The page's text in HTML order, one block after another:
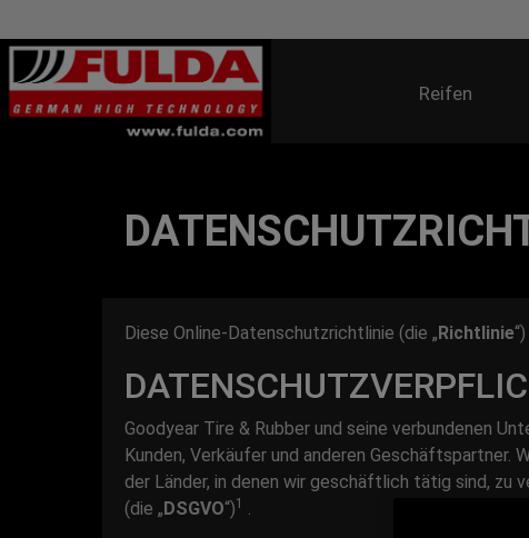
Reifen
Diese Online-Datenschutzrichtlinie (die „Richtlinie
Goodyear Tire & Rubber und seine verbundenen
Kunden, Verkäufer und anderen Geschäftspartner.
der Länder, in denen wir geschäftlich tätig sind, zu
(die „DSGVO“)1 .